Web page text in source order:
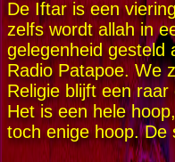
De Iftar is een
zelfs wordt allah in
gelegenheid gesteld
Radio Patapoe. We
Religie blijft een raar
Het is een hele
toch enige hoop. De